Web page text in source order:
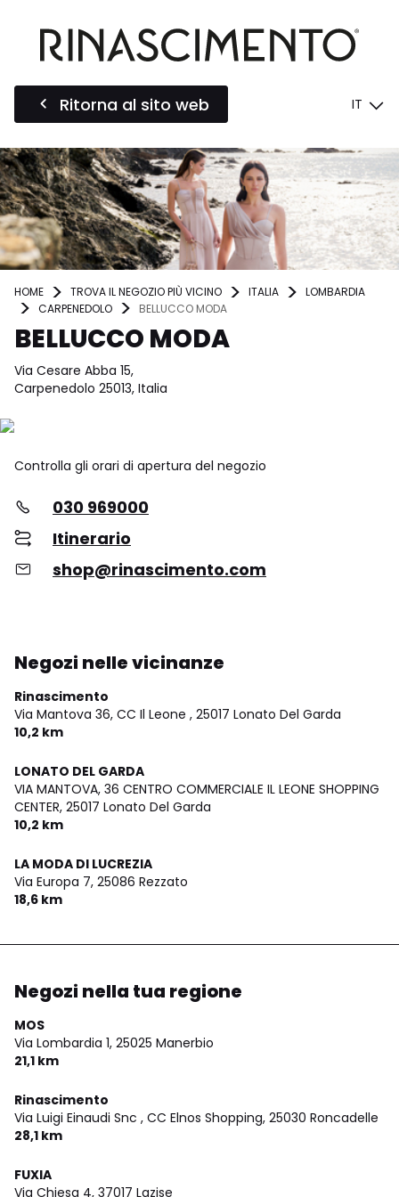
Ritorna al sito web IT
HOME TROVA IL NEGOZIO PIÙ VICINO ITALIA
LOMBARDIA
CARPENEDOLO
BELLUCCO MODA
BELLUCCO MODA
Via Cesare Abba 15,
Carpenedolo 25013, Italia
Controlla gli orari di apertura del negozio
030 969000
Itinerario
shop@rinascimento.com
Negozi nelle vicinanze
Rinascimento
Via Mantova 36, CC Il Leone , 25017 Lonato Del Garda
10,2 km
LONATO DEL GARDA
VIA MANTOVA, 36 CENTRO COMMERCIALE IL LEONE SHOPPING
CENTER, 25017 Lonato Del Garda
10,2 km
LA MODA DI LUCREZIA
Via Europa 7, 25086 Rezzato
18,6 km
Negozi nella tua regione
MOS
Via Lombardia 1, 25025 Manerbio
21,1 km
Rinascimento
Via Luigi Einaudi Snc , CC Elnos Shopping, 25030 Roncadelle
28,1 km
FUXIA
Via Chiesa 4, 37017 Lazise